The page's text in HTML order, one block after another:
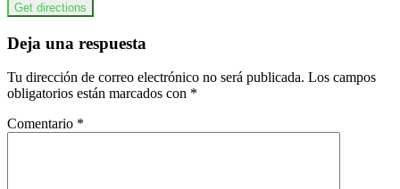
Deja una respuesta
Tu dirección de correo electrónico no será publicada. Los campos
obligatorios están marcados con *
Comentario *